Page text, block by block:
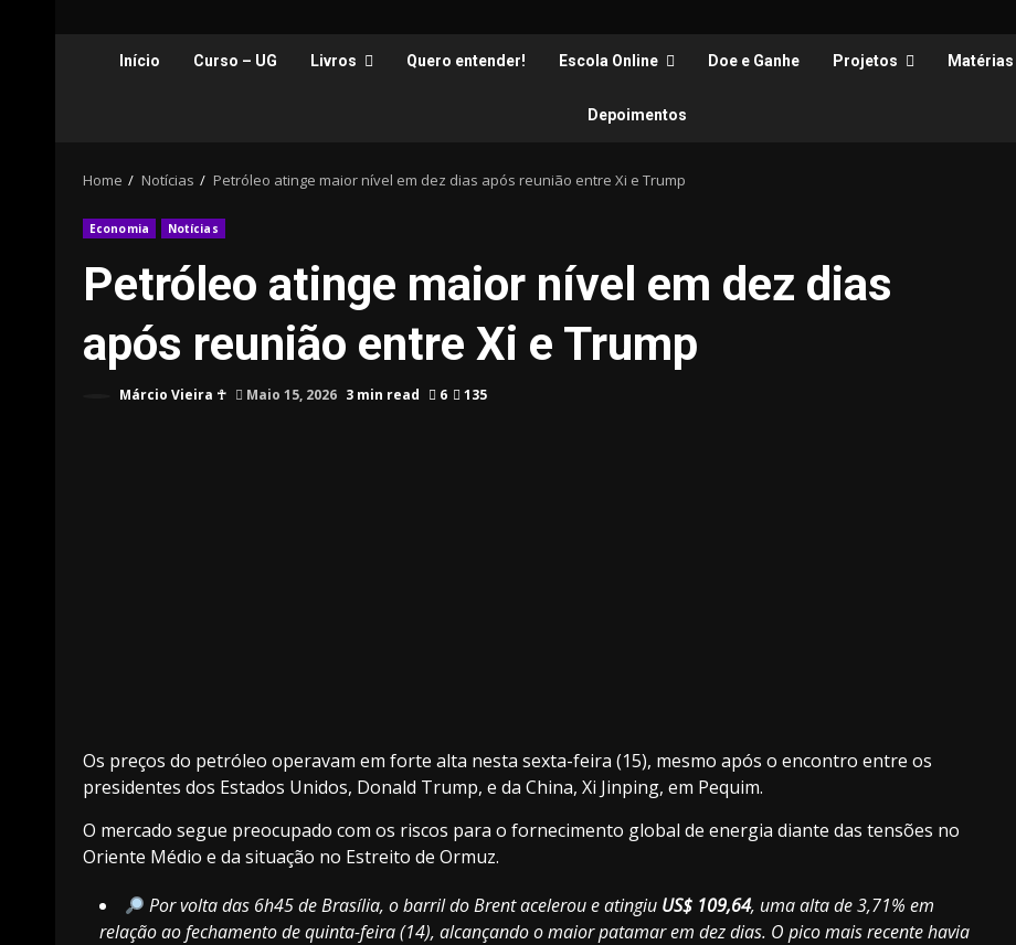
Início Curso – UG Livros Quero entender! Escola Online Doe e Ganhe Projetos Matérias
Depoimentos
Home Notícias Petróleo atinge maior nível em dez dias após reunião entre Xi e Trump
Economia Notícias
Petróleo atinge maior nível em dez dias
após reunião entre Xi e Trump
Márcio Vieira ☥ Maio 15, 2026 3 min read 6 135
Os preços do petróleo operavam em forte alta nesta sexta-feira (15), mesmo após o encontro entre os
presidentes dos Estados Unidos, Donald Trump, e da China, Xi Jinping, em Pequim.
O mercado segue preocupado com os riscos para o fornecimento global de energia diante das tensões no
Oriente Médio e da situação no Estreito de Ormuz.
Por volta das 6h45 de Brasília, o barril do Brent acelerou e atingiu US$ 109,64, uma alta de 3,71% em
relação ao fechamento de quinta-feira (14), alcançando o maior patamar em dez dias. O pico mais recente havia